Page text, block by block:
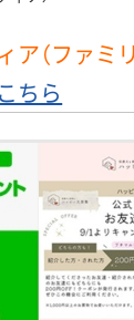
（ファミ
こちら